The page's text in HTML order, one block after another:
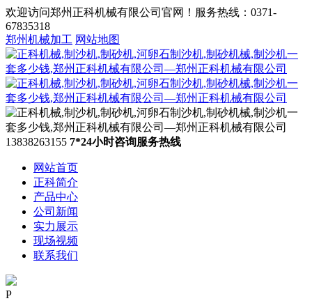
欢迎访问郑州正科机械有限公司官网！服务热线：0371-
67835318
郑州机械加工 网站地图
13838263155 7*24小时咨询服务热线
网站首页
正科简介
产品中心
公司新闻
实力展示
现场视频
联系我们
P